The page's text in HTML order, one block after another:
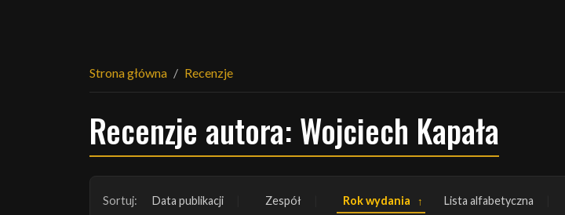
Strona główna Recenzje
Recenzje autora: Wojciech Kapała
Sortuj: Data publikacji Zespół Rok wydania
Lista alfabetyczna